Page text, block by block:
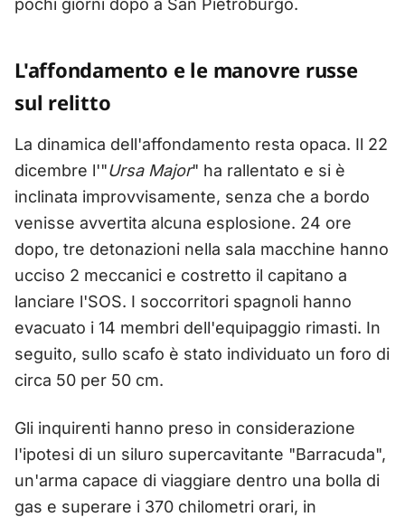
pochi giorni dopo a San Pietroburgo.
L'affondamento e le manovre russe
sul relitto
La dinamica dell'affondamento resta opaca. Il 22
dicembre l'"Ursa Major" ha rallentato e si è
inclinata improvvisamente, senza che a bordo
venisse avvertita alcuna esplosione. 24 ore
dopo, tre detonazioni nella sala macchine hanno
ucciso 2 meccanici e costretto il capitano a
lanciare l'SOS. I soccorritori spagnoli hanno
evacuato i 14 membri dell'equipaggio rimasti. In
seguito, sullo scafo è stato individuato un foro di
circa 50 per 50 cm.
Gli inquirenti hanno preso in considerazione
l'ipotesi di un siluro supercavitante "Barracuda",
un'arma capace di viaggiare dentro una bolla di
gas e superare i 370 chilometri orari, in